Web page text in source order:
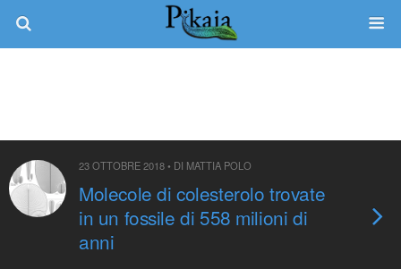
23 OTTOBRE 2018 • DI MATTIA POLO
Molecole di colesterolo trovate
in un fossile di 558 milioni di
anni